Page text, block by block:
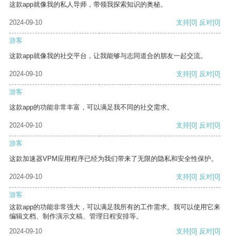
这款app就像我的私人导师，带领我探索知识的奥秘。
2024-09-10 支持[0] 反对[0]
游客
这款app就像我的社交平台，让我能够与志同道合的朋友一起交流。
2024-09-10 支持[0] 反对[0]
游客
这款app的功能非常丰富，可以满足我不同的社交需求。
2024-09-10 支持[0] 反对[0]
游客
这款加速器VPM应用程序已经为我们带来了无限的隐私和安全性保护。
2024-09-10 支持[0] 反对[0]
游客
这款app的功能非常强大，可以满足我所有的工作需求。我可以使用它来
编辑文档、制作演示文稿、管理日程安排等。
2024-09-10
支持[0] 反对[0]